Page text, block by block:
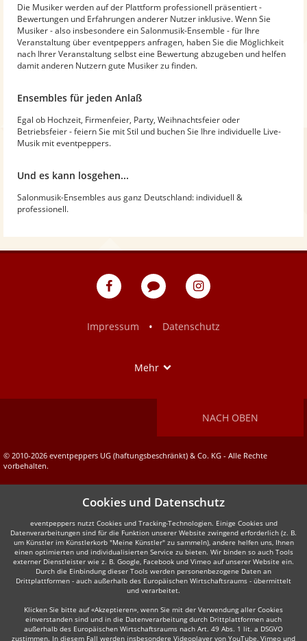
Die Musiker werden auf der Plattform professionell präsentiert -
Bewertungen und Erfahrungen anderer Nutzer inklusive. Wenn Sie
Musiker - also insbesondere ein Salonmusik-Ensemble - für Ihre
Veranstaltung über eventpeppers anfragen, haben Sie die Möglichkeit
nach Ihrer Veranstaltung selbst eine Bewertung abzugeben und helfen
damit anderen Nutzern gute Musiker zu finden.
Ensembles für jeden Anlaß
Egal ob Hochzeit, Firmenfeier, Party, Weihnachtsfeier oder
Betriebsfeier - feiern Sie mit Stil und buchen Sie Ihre individuelle Live-
Musik mit eventpeppers.
Und es kann losgehen...
Salonmusik-Ensembles aus ganz Deutschland: individuell &
professionell.
eventpeppers
Blog
eventpeppers
Impressum
• Datenschutz
Mehr
NACH OBEN
© 2010-2026 eventpeppers UG (haftungsbeschränkt) & Co. KG - Alle Rechte
vorbehalten.
Cookies und Datenschutz
eventpeppers nutzt Cookies und Tracking-Technologien. Einige Cookies und
Datenverarbeitungen sind für die Funktion unserer Website zwingend erforderlich (z. B.
um Künstler im Künstlerkorb "Meine Künstler" zu sammeln), andere helfen uns, Ihnen
einen optimierten und individualisierten Service zu bieten. Wir binden so auch Tools
externer Dienstleister wie z. B. Google, Facebook und Vimeo auf unserer Website ein.
Durch die Einbindung dieser Tools werden personenbezogene Daten an
Drittplattformen - auch außerhalb des Europäischen Wirtschaftsraums - übermittelt
und verarbeitet.
Klicken Sie bitte auf «Akzeptieren», wenn Sie mit der Verwendung aller Cookies
einverstanden sind und in die Datenverarbeitung durch Drittplattformen auch
außerhalb des Europäischen Wirtschaftsraums nach Art. 49 Abs. 1 lit. a DSGVO
zustimmen. In diesem Fall werden insbesondere Videoplayer von YouTube, Vimeo und